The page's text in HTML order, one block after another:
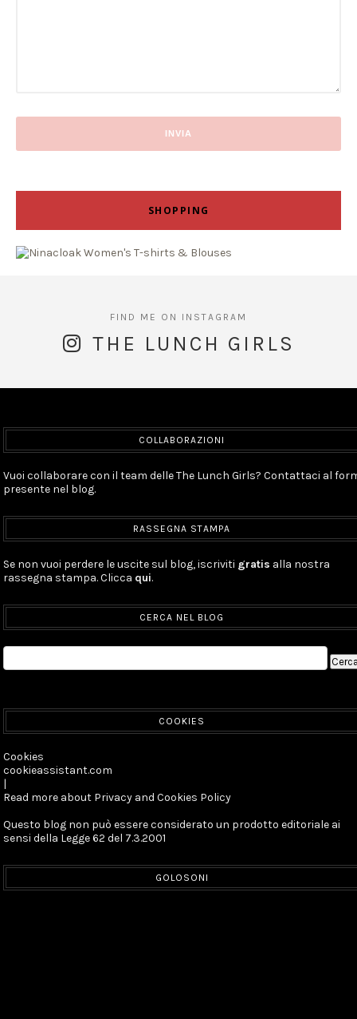
SHOPPING
THE LUNCH GIRLS
COLLABORAZIONI
Vuoi collaborare con il team delle The Lunch Girls? Contattaci al
presente nel blog.
RASSEGNA STAMPA
Se non vuoi perdere le uscite sul blog, iscriviti gratis alla nostra
rassegna stampa. Clicca qui.
CERCA NEL BLOG
COOKIES
Cookies
cookieassistant.com
|
Read more about Privacy and Cookies Policy
Questo blog non può essere considerato un prodotto editoriale ai
sensi della Legge 62 del 7.3.2001
GOLOSONI